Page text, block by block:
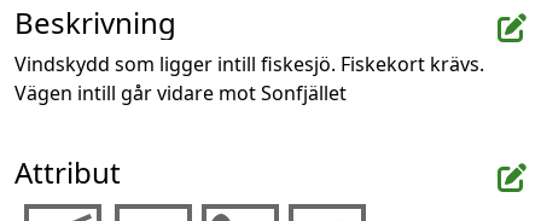
Beskrivning
Vindskydd som ligger intill fiskesjö. Fiskekort krävs.
Vägen intill går vidare mot Sonfjället
Attribut